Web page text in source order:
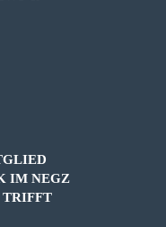
IM NEGZ
TRIFFT